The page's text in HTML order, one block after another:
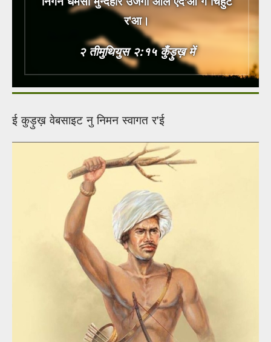
र'आ।
२ तीमुथियुस २:१५ कुँड़ुख़ में
ई कुड़ुख़ वेबसाइट नु निमन स्वागत र'ई